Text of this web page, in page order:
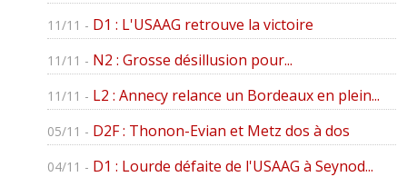
11/11 - D1 : L'USAAG retrouve la victoire
11/11 - N2 : Grosse désillusion pour...
11/11 - L2 : Annecy relance un Bordeaux en plein...
05/11 - D2F : Thonon-Evian et Metz dos à dos
04/11 - D1 : Lourde défaite de l'USAAG à Seynod...